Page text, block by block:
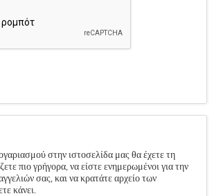
στην ιστοσελίδα μας θα έχετε τη
πιο γρήγορα, να είστε ενημερωμένοι για την
σας, και να κρατάτε αρχείο των
κάνει.